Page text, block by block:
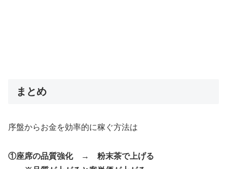
まとめ
序盤からお金を効率的に稼ぐ方法は
①座席の品質強化 → 粉末茶で上げる